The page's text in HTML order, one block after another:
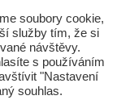
|
soubory cookie,
služby tím, že si
návštěvy.
s používáním
"Nastavení
souhlas.